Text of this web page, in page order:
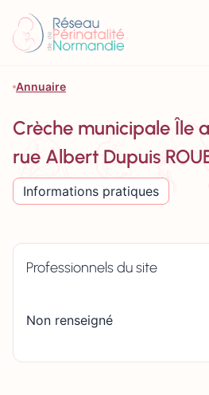
Annuaire
Crèche municipale Île
rue Albert Dupuis
Informations pratiques
Professionnels du site
Non renseigné